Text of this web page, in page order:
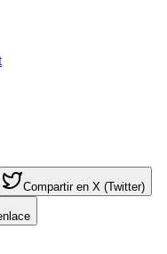
Compartir en X (Twitter)